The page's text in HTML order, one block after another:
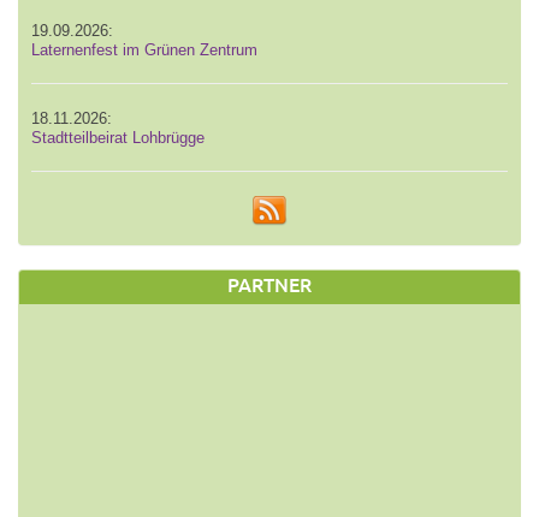
19.09.2026:
Laternenfest im Grünen Zentrum
18.11.2026:
Stadtteilbeirat Lohbrügge
PARTNER